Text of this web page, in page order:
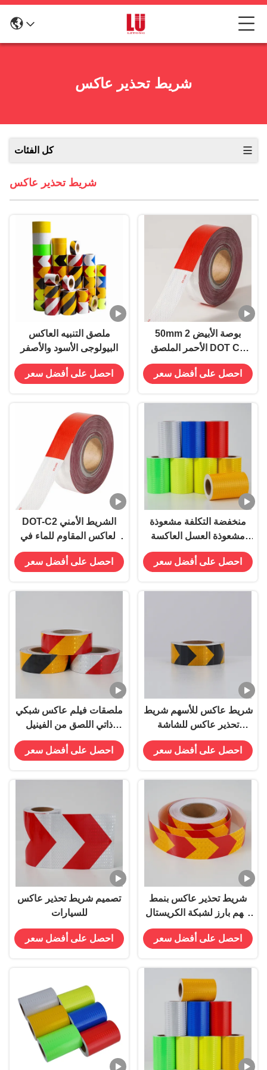
شريط تحذير عاكس
كل الفئات
شريط تحذير عاكس
ملصق التنبيه العاكس
البيولوجى الأسود والأصفر
احصل على أفضل سعر
50mm 2 بوصة الأبيض
الأحمر الملصق DOT C2
الشريط الآمن العاكس
الملصقات على شاحنة
احصل على أفضل سعر
DOT-C2 الشريط الأمني
العاكس المقاوم للماء في
الأحمر والأبيض الملصق
الضوئي للمقطورات علامات
احصل على أفضل سعر
منخفضة التكلفة مشعوذة
مشعوذة العسل العاكسة
الضوء الآمن علامة شريط
احصل على أفضل سعر
ملصقات فيلم عاكس شبكي
ذاتي اللصق من الفينيل
العاكس لعلامات الطرق
احصل على أفضل سعر
شريط عاكس للأسهم شريط
تحذير عاكس للشاشة
الكريستالية للمقطورات
احصل على أفضل سعر
تصميم شريط تحذير عاكس
للسيارات
احصل على أفضل سعر
شريط تحذير عاكس بنمط
سهم بارز لشبكة الكريستال
للسيارة
احصل على أفضل سعر